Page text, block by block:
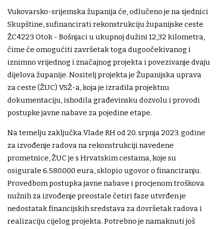
Vukovarsko-srijemska županija će, odlučeno je na sjednici
Skupštine, sufinancirati rekonstrukciju županijske ceste
ŽC4223 Otok - Bošnjaci u ukupnoj dužini 12,32 kilometra,
čime će omogućiti završetak toga dugoočekivanog i
iznimno vrijednog i značajnog projekta i povezivanje dvaju
dijelova županije. Nositelj projekta je Županijska uprava
za ceste (ŽUC) VSŽ-a, koja je izradila projektnu
dokumentaciju, ishodila građevinsku dozvolu i provodi
postupke javne nabave za pojedine etape.
Na temelju zaključka Vlade RH od 20. srpnja 2023. godine
za izvođenje radova na rekonstrukciji navedene
prometnice, ŽUC je s Hrvatskim cestama, koje su
osigurale 6.580.000 eura, sklopio ugovor o financiranju.
Provedbom postupka javne nabave i procjenom troškova
nužnih za izvođenje preostale četiri faze utvrđen je
nedostatak financijskih sredstava za dovršetak radova i
realizaciju cijelog projekta. Potrebno je namaknuti još